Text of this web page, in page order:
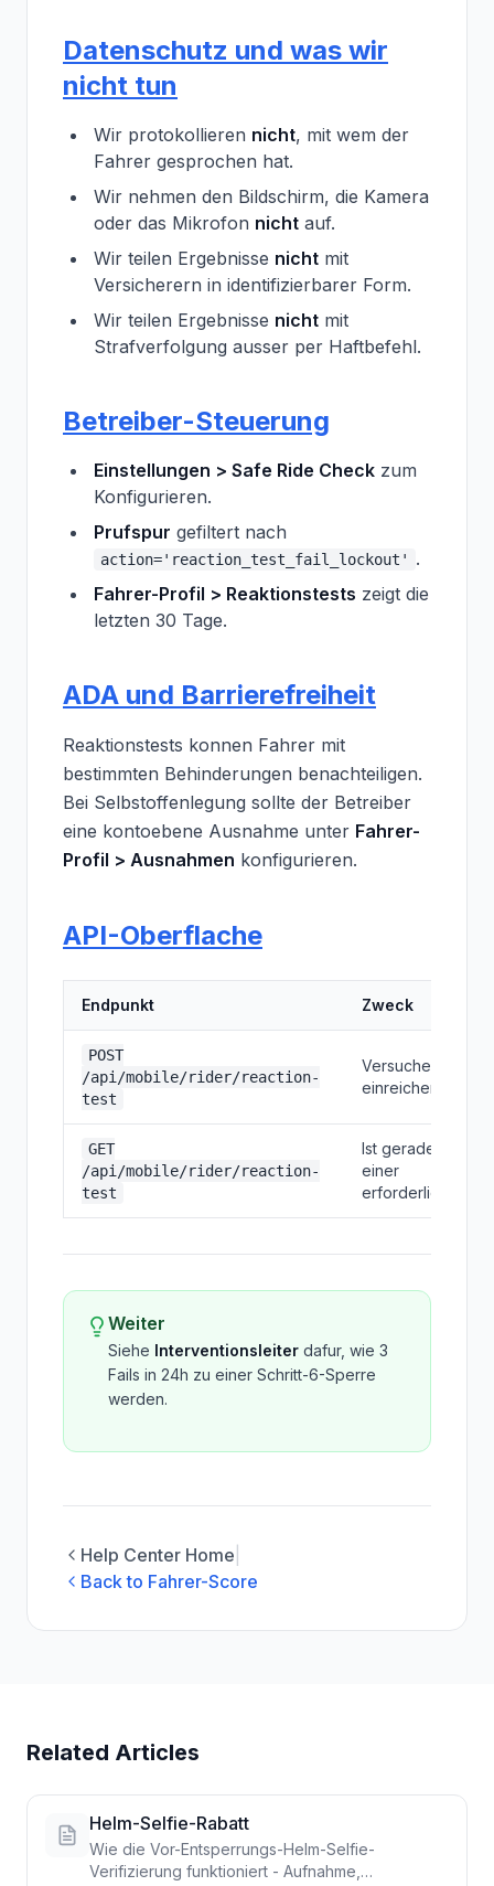
Datenschutz und was wir
nicht tun
Wir protokollieren nicht, mit wem der
Fahrer gesprochen hat.
Wir nehmen den Bildschirm, die Kamera
oder das Mikrofon nicht auf.
Wir teilen Ergebnisse nicht mit
Versicherern in identifizierbarer Form.
Wir teilen Ergebnisse nicht mit
Strafverfolgung ausser per Haftbefehl.
Betreiber-Steuerung
Einstellungen > Safe Ride Check zum
Konfigurieren.
Prufspur gefiltert nach
action='reaction_test_fail_lockout'
.
Fahrer-Profil > Reaktionstests zeigt die
letzten 30 Tage.
ADA und Barrierefreiheit
Reaktionstests konnen Fahrer mit
bestimmten Behinderungen benachteiligen.
Bei Selbstoffenlegung sollte der Betreiber
eine kontoebene Ausnahme unter Fahrer-
Profil > Ausnahmen konfigurieren.
API-Oberflache
Endpunkt Zweck
POST
/api/mobile/rider/reaction-
test
Versuche
einreichen
GET
/api/mobile/rider/reaction-
test
Ist gerade
einer
erforderlich?
Weiter
Siehe Interventionsleiter dafur, wie 3
Fails in 24h zu einer Schritt-6-Sperre
werden.
Help Center Home
Back to Fahrer-Score
Related Articles
Helm-Selfie-Rabatt
Wie die Vor-Entsperrungs-Helm-Selfie-
Verifizierung funktioniert - Aufnahme,